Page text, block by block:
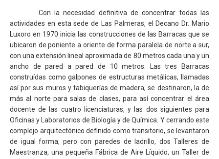
Con la necesidad definitiva de concentrar todas las
actividades en esta sede de Las Palmeras, el Decano Dr. Mario
Luxoro en 1970 inicia las construcciones de las Barracas que se
ubicaron de poniente a oriente de forma paralela de norte a sur,
con una extensión lineal aproximada de 80 metros cada una y un
ancho de pared a pared de 10 metros. Las tres Barracas
construídas como galpones de estructuras metálicas, llamadas
así por sus muros y tabiquerías de madera, se destinaron, la de
más al norte para salas de clases, para así concentrar el área
docente de las cuatro licenciaturas, y las dos siguientes para
Oficinas y Laboratorios de Biología y de Química. Y cerrando este
complejo arquitectónico definido como transitorio, se levantaron
de igual forma, pero con paredes de ladrillo, dos Talleres de
Maestranza, una pequeña Fábrica de Aire Líquido, un Taller de